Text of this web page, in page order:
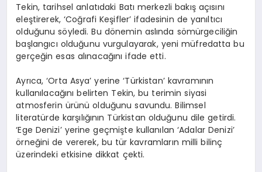
Tekin, tarihsel anlatıdaki Batı merkezli bakış açısını
eleştirerek, ‘Coğrafi Keşifler’ ifadesinin de yanıltıcı
olduğunu söyledi. Bu dönemin aslında sömürgeciliğin
başlangıcı olduğunu vurgulayarak, yeni müfredatta bu
gerçeğin esas alınacağını ifade etti.
Ayrıca, ‘Orta Asya’ yerine ‘Türkistan’ kavramının
kullanılacağını belirten Tekin, bu terimin siyasi
atmosferin ürünü olduğunu savundu. Bilimsel
literatürde karşılığının Türkistan olduğunu dile getirdi.
‘Ege Denizi’ yerine geçmişte kullanılan ‘Adalar Denizi’
örneğini de vererek, bu tür kavramların milli bilinç
üzerindeki etkisine dikkat çekti.